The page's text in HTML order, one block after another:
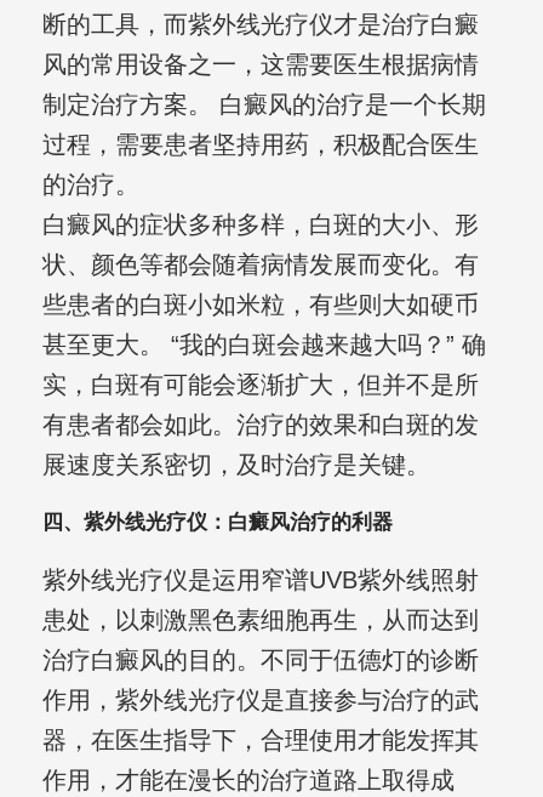
断的工具，而紫外线光疗仪才是治疗白癜
风的常用设备之一，这需要医生根据病情
制定治疗方案。 白癜风的治疗是一个长期
过程，需要患者坚持用药，积极配合医生
的治疗。
白癜风的症状多种多样，白斑的大小、形
状、颜色等都会随着病情发展而变化。有
些患者的白斑小如米粒，有些则大如硬币
甚至更大。 “我的白斑会越来越大吗？” 确
实，白斑有可能会逐渐扩大，但并不是所
有患者都会如此。治疗的效果和白斑的发
展速度关系密切，及时治疗是关键。
四、紫外线光疗仪：白癜风治疗的利器
紫外线光疗仪是运用窄谱UVB紫外线照射
患处，以刺激黑色素细胞再生，从而达到
治疗白癜风的目的。不同于伍德灯的诊断
作用，紫外线光疗仪是直接参与治疗的武
器，在医生指导下，合理使用才能发挥其
作用，才能在漫长的治疗道路上取得成